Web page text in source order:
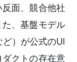
面、競合他社
、基盤モデル
）が公式のUI
クトの存在意